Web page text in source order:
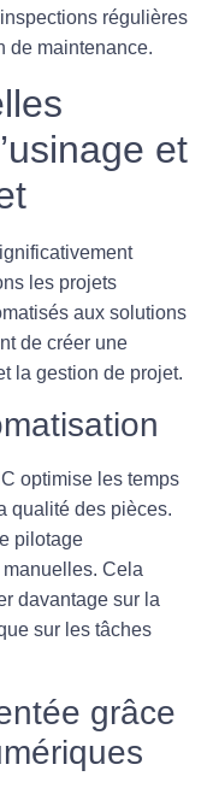
régulières
de maintenance.
et
les projets
aux solutions
de créer une
la gestion de projet.
optimise les temps
qualité des pièces.
pilotage
Cela
davantage sur la
sur les tâches
grâce